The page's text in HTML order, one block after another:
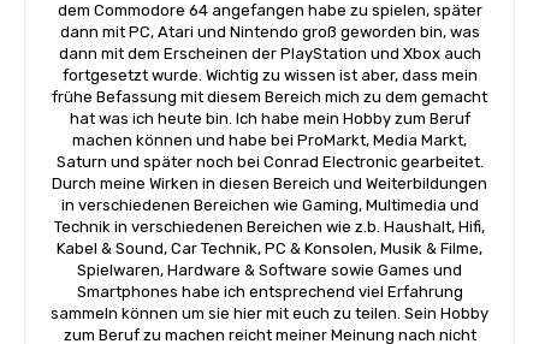
dem Commodore 64 angefangen habe zu spielen, später
dann mit PC, Atari und Nintendo groß geworden bin, was
dann mit dem Erscheinen der PlayStation und Xbox auch
fortgesetzt wurde. Wichtig zu wissen ist aber, dass mein
frühe Befassung mit diesem Bereich mich zu dem gemacht
hat was ich heute bin. Ich habe mein Hobby zum Beruf
machen können und habe bei ProMarkt, Media Markt,
Saturn und später noch bei Conrad Electronic gearbeitet.
Durch meine Wirken in diesen Bereich und Weiterbildungen
in verschiedenen Bereichen wie Gaming, Multimedia und
Technik in verschiedenen Bereichen wie z.b. Haushalt, Hifi,
Kabel & Sound, Car Technik, PC & Konsolen, Musik & Filme,
Spielwaren, Hardware & Software sowie Games und
Smartphones habe ich entsprechend viel Erfahrung
sammeln können um sie hier mit euch zu teilen. Sein Hobby
zum Beruf zu machen reicht meiner Meinung nach nicht